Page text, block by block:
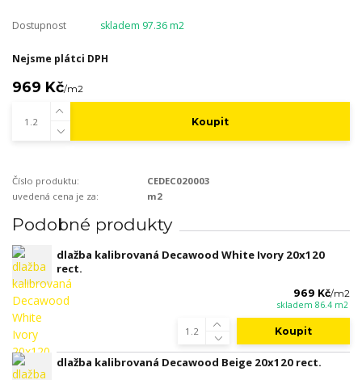
Dostupnost skladem 97.36 m2
Nejsme plátci DPH
969 Kč/m2
Koupit
Číslo produktu:
CEDEC020003
uvedená cena je za:
m2
Podobné produkty
dlažba kalibrovaná Decawood White Ivory 20x120
rect.
969 Kč/m2
skladem 86.4 m2
Koupit
dlažba kalibrovaná Decawood Beige 20x120 rect.